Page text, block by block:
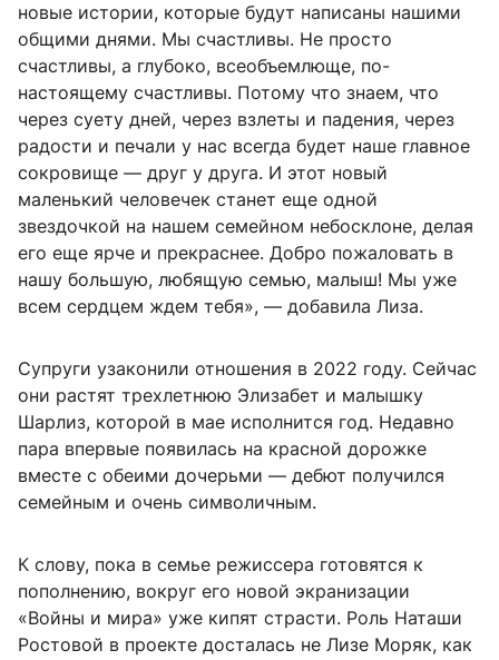
новые истории, которые будут написаны нашими
общими днями. Мы счастливы. Не просто
счастливы, а глубоко, всеобъемлюще, по-
настоящему счастливы. Потому что знаем, что
через суету дней, через взлеты и падения, через
радости и печали у нас всегда будет наше главное
сокровище — друг у друга. И этот новый
маленький человечек станет еще одной
звездочкой на нашем семейном небосклоне, делая
его еще ярче и прекраснее. Добро пожаловать в
нашу большую, любящую семью, малыш! Мы уже
всем сердцем ждем тебя», — добавила Лиза.
Супруги узаконили отношения в 2022 году. Сейчас
они растят трехлетнюю Элизабет и малышку
Шарлиз, которой в мае исполнится год. Недавно
пара впервые появилась на красной дорожке
вместе с обеими дочерьми — дебют получился
семейным и очень символичным.
К слову, пока в семье режиссера готовятся к
пополнению, вокруг его новой экранизации
«Войны и мира» уже кипят страсти. Роль Наташи
Ростовой в проекте досталась не Лизе Моряк, как